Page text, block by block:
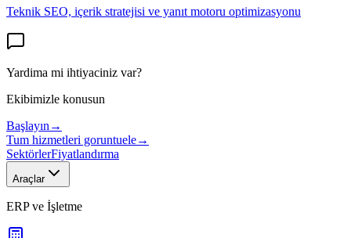
Teknik SEO, içerik stratejisi ve yanıt motoru optimizasyonu
Yardima mi ihtiyaciniz var?
Ekibimizle konusun
Başlayın →
Tum hizmetleri goruntuele→
SektörlerFiyatlandırma
Araçlar
ERP ve İşletme